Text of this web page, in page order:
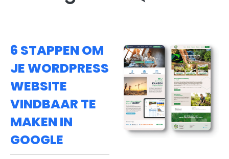
6 STAPPEN OM
JE WORDPRESS
WEBSITE
VINDBAAR TE
MAKEN IN
GOOGLE